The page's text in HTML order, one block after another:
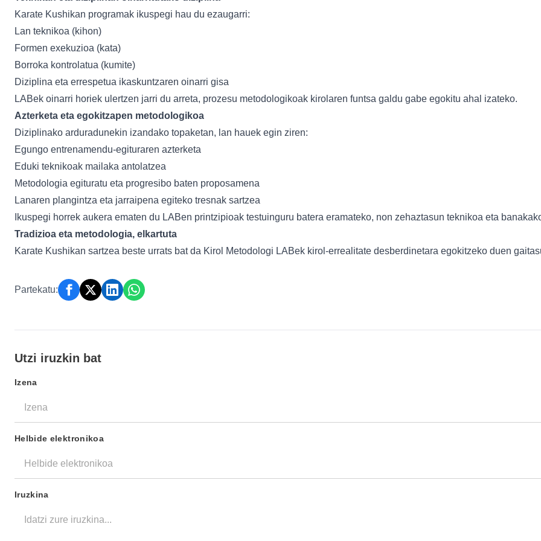
Karate Kushikan programak ikuspegi hau du ezaugarri:
Lan teknikoa (kihon)
Formen exekuzioa (kata)
Borroka kontrolatua (kumite)
Diziplina eta errespetua ikaskuntzaren oinarri gisa
LABek oinarri horiek ulertzen jarri du arreta, prozesu metodologikoak kirolaren funtsa galdu gabe egokitu ahal izateko.
Azterketa eta egokitzapen metodologikoa
Diziplinako arduradunekin izandako topaketan, lan hauek egin ziren:
Egungo entrenamendu-egituraren azterketa
Eduki teknikoak mailaka antolatzea
Metodologia egituratu eta progresibo baten proposamena
Lanaren plangintza eta jarraipena egiteko tresnak sartzea
Ikuspegi horrek aukera ematen du LABen printzipioak testuinguru batera eramateko, non zehaztasun teknikoa eta
Tradizioa eta metodologia, elkartuta
Karate Kushikan sartzea beste urrats bat da Kirol Metodologi LABek kirol-errealitate desberdinetara egokitzeko duen
Partekatu:
Utzi iruzkin bat
Izena
Helbide elektronikoa
Iruzkina